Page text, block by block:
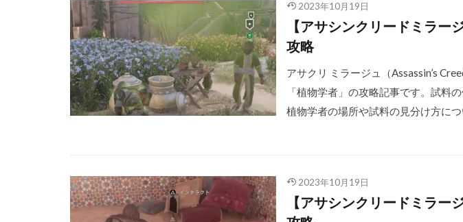
2023年10月19日
【アサシンクリードミラー
攻略
アサクリ ミラージュ（Assassin’s
「植物学者」の攻略記事です。試料
植物学者の場所や試料の見分け方に
2023年10月19日
【アサシンクリードミラー